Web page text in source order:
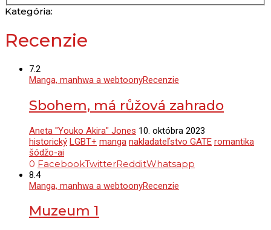
Kategória:
Recenzie
7.2
Manga, manhwa a webtoonyRecenzie
Sbohem, má růžová zahrado
Aneta "Youko Akira" Jones 10. októbra 2023
historický LGBT+ manga nakladateľstvo GATE romantika
šódžo-ai
0 FacebookTwitterRedditWhatsapp
8.4
Manga, manhwa a webtoonyRecenzie
Muzeum 1